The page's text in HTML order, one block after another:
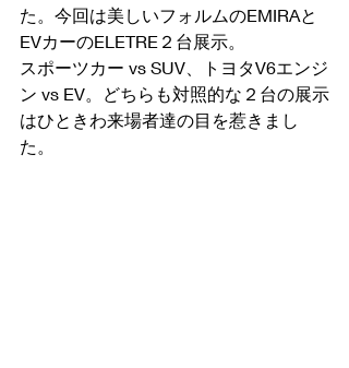
た。今回は美しいフォルムのEMIRAと
EVカーのELETRE２台展示。
スポーツカー vs SUV、トヨタV6エンジ
ン vs EV。どちらも対照的な２台の展示
はひときわ来場者達の目を惹きまし
た。